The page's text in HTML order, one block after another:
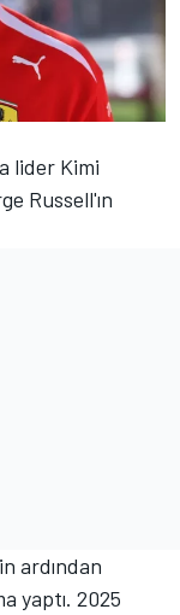
lider Kimi
Russell'ın
ardından
yaptı. 2025